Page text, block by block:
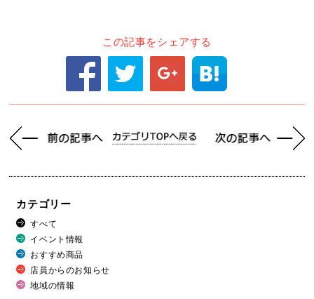
この記事をシェアする
カテゴリー
すべて
イベント情報
おすすめ商品
店員からのお知らせ
地域の情報